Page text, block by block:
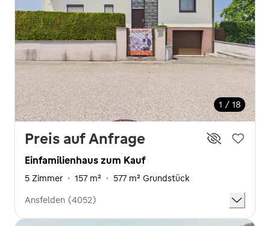
1 / 18
Preis auf Anfrage
Einfamilienhaus zum Kauf
5 Zimmer · 157 m² · 577 m² Grundstück
Ansfelden (4052)